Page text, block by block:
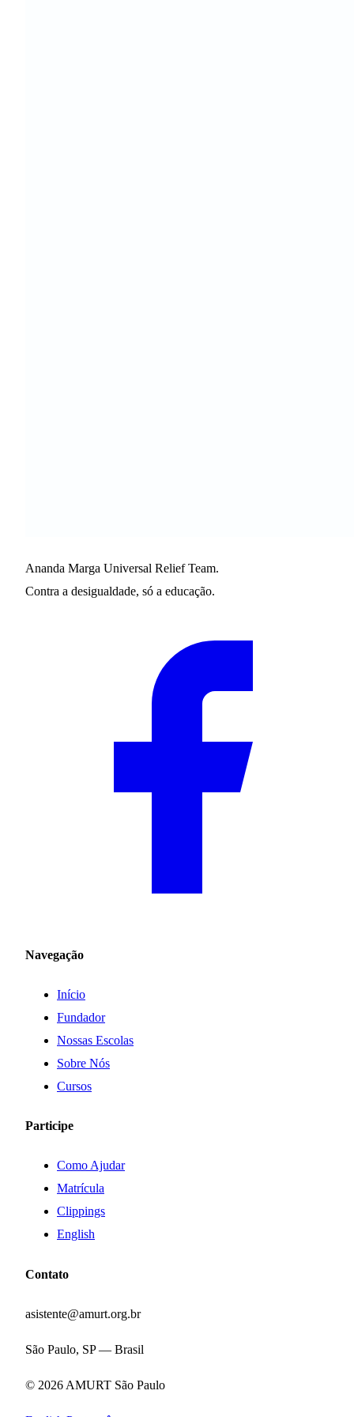
Ananda Marga Universal Relief Team.
Contra a desigualdade, só a educação.
Navegação
Início
Fundador
Nossas Escolas
Sobre Nós
Cursos
Participe
Como Ajudar
Matrícula
Clippings
English
Contato
asistente@amurt.org.br
São Paulo, SP — Brasil
© 2026 AMURT São Paulo